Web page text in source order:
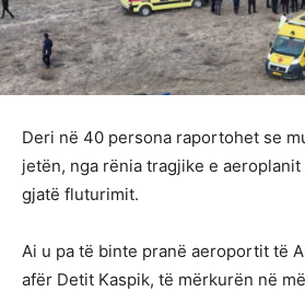
Deri në 40 persona raportohet se
jetën, nga rënia tragjike e
gjatë fluturimit.
Ai u pa të binte pranë aeroportit të
afër Detit Kaspik, të mërkurën në